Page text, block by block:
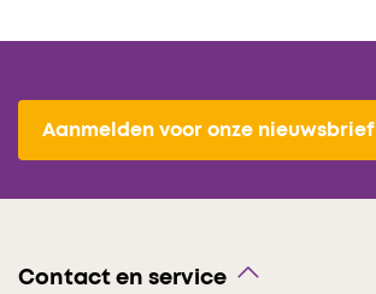
Aanmelden voor onze nieuwsbrief
Contact en service